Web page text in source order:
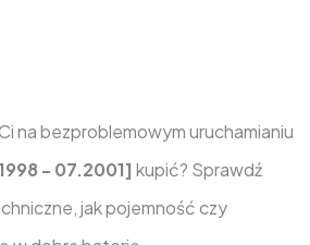
na bezproblemowym uruchamianiu
- 07.2001] kupić? Sprawdź
jak pojemność czy